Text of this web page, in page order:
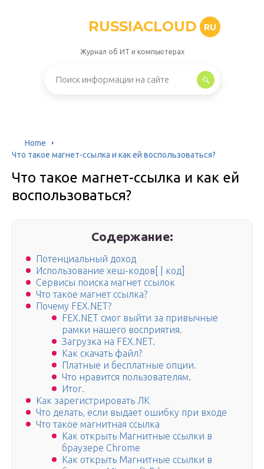
RUSSIACLOUD RU
Журнал об ИТ и компьютерах
Home
Что такое магнет-ссылка и как ей воспользоваться?
Что такое магнет-ссылка и как ей
воспользоваться?
Содержание:
Потенциальный доход
Использование хеш-кодов[ | код]
Сервисы поиска магнет ссылок
Что такое магнет ссылка?
Почему FEX.NET?
FEX.NET смог выйти за привычные
рамки нашего восприятия.
Загрузка на FEX.NET.
Как скачать файл?
Платные и бесплатные опции.
Что нравится пользователям.
Итог.
Как зарегистрировать ЛК
Что делать, если выдает ошибку при входе
Что такое магнитная ссылка
Как открыть Магнитные ссылки в
браузере Chrome
Как открыть Магнитные ссылки в